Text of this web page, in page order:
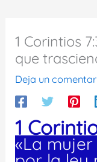
1 Corintios
que
Deja un
1
«La